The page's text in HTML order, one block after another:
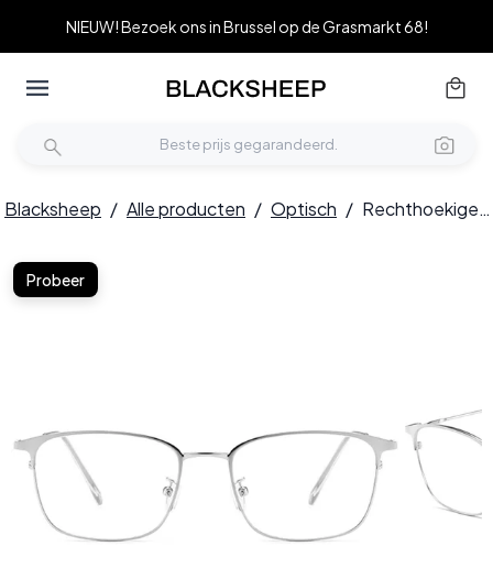
NIEUW! Bezoek ons in Brussel op de Grasmarkt 68!
Blacksheep / Alle producten / Optisch / Rechthoekige zilveren metalen bril #BS0406-0171
Probeer